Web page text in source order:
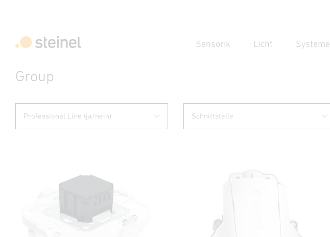
Sensorik Licht Systeme
Group
Professional Line (ja/nein) Schnittstelle